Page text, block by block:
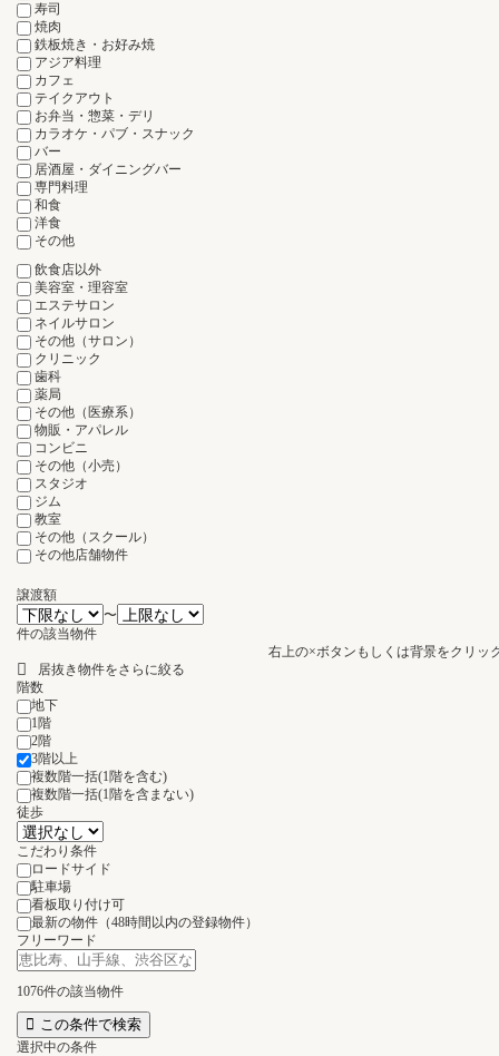
寿司
焼肉
鉄板焼き・お好み焼
アジア料理
カフェ
テイクアウト
お弁当・惣菜・デリ
カラオケ・パブ・スナック
バー
居酒屋・ダイニングバー
専門料理
和食
洋食
その他
飲食店以外
美容室・理容室
エステサロン
ネイルサロン
その他（サロン）
クリニック
歯科
薬局
その他（医療系）
物販・アパレル
コンビニ
その他（小売）
スタジオ
ジム
教室
その他（スクール）
その他店舗物件
譲渡額
〜
件の該当物件
右上の×ボタンもしくは背景をクリッ
居抜き物件をさらに絞る
階数
地下
1階
2階
3階以上
複数階一括(1階を含む)
複数階一括(1階を含まない)
徒歩
こだわり条件
ロードサイド
駐車場
看板取り付け可
最新の物件（48時間以内の登録物件）
フリーワード
1076件の該当物件
この条件で検索
選択中の条件